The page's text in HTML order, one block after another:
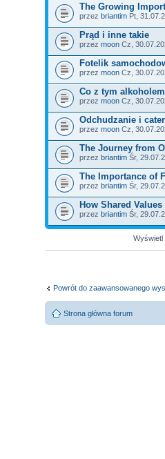
The Growing
przez briantim Pt,
Prąd i inne takie
przez moon Cz,
Fotelik
przez moon Cz,
Co z tym
przez moon Cz,
Odchudzanie i
przez moon Cz,
The Journey from
przez briantim Śr,
The Importance of
przez briantim Śr,
How Shared
przez briantim Śr,
Wyświetl
Powrót do zaawansowanego
Strona główna forum